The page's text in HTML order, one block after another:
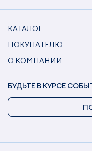
КАТАЛОГ
ПОКУПАТЕЛЮ
О КОМПАНИИ
БУДЬТЕ В КУРСЕ